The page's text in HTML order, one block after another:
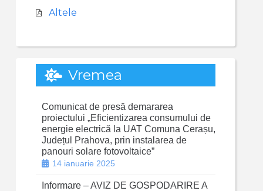
Altele
Vremea
Comunicat de presă demararea
proiectului „Eficientizarea consumului de
energie electrică la UAT Comuna Cerașu,
Județul Prahova, prin instalarea de
panouri solare fotovoltaice”
14 ianuarie 2025
Informare – AVIZ DE GOSPODARIRE A